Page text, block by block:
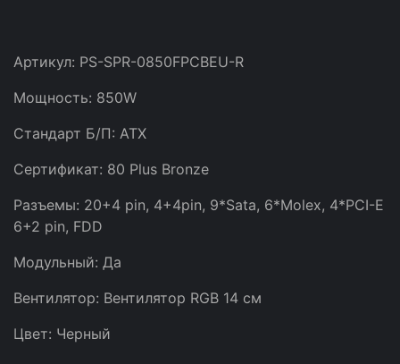
Артикул: PS-SPR-0850FPCBEU-R
Мощность: 850W
Стандарт Б/П: ATX
Сертификат: 80 Plus Bronze
Разъемы: 20+4 pin, 4+4pin, 9*Sata, 6*Molex, 4*PCI-E
6+2 pin, FDD
Модульный: Да
Вентилятор: Вентилятор RGB 14 см
Цвет: Черный